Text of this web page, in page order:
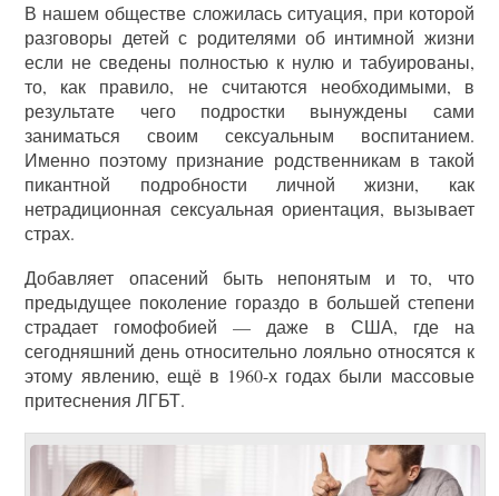
В нашем обществе сложилась ситуация, при которой
разговоры детей с родителями об интимной жизни
если не сведены полностью к нулю и табуированы,
то, как правило, не считаются необходимыми, в
результате чего подростки вынуждены сами
заниматься своим сексуальным воспитанием.
Именно поэтому признание родственникам в такой
пикантной подробности личной жизни, как
нетрадиционная сексуальная ориентация, вызывает
страх.
Добавляет опасений быть непонятым и то, что
предыдущее поколение гораздо в большей степени
страдает гомофобией — даже в США, где на
сегодняшний день относительно лояльно относятся к
этому явлению, ещё в 1960-х годах были массовые
притеснения ЛГБТ.